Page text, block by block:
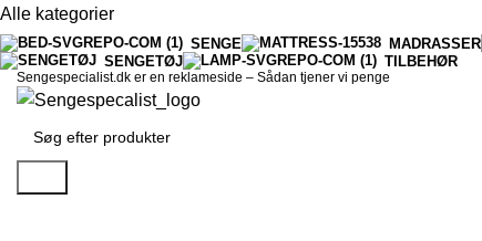
Alle kategorier
SENGE MADRASSER
SENGETØJ
TILBEHØR
Sengespecialist.dk er en reklameside – Sådan tjener vi penge